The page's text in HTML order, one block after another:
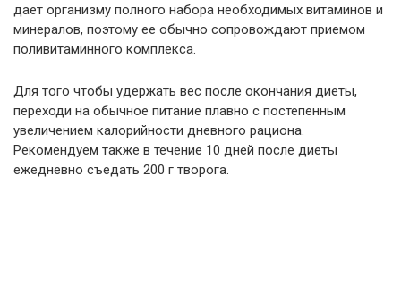
дает организму полного набора необходимых витаминов и
минералов, поэтому ее обычно сопровождают приемом
поливитаминного комплекса.
Для того чтобы удержать вес после окончания диеты,
переходи на обычное питание плавно с постепенным
увеличением калорийности дневного рациона.
Рекомендуем также в течение 10 дней после диеты
ежедневно съедать 200 г творога.